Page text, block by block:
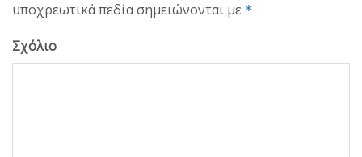
υποχρεωτικά πεδία σημειώνονται με *
Σχόλιο